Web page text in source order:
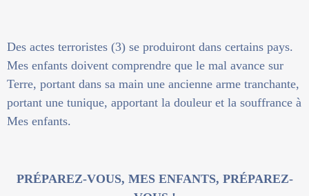
Des actes terroristes (3) se produiront dans certains pays.
Mes enfants doivent comprendre que le mal avance sur
Terre, portant dans sa main une ancienne arme tranchante,
portant une tunique, apportant la douleur et la souffrance à
Mes enfants.
PRÉPAREZ-VOUS, MES ENFANTS, PRÉPAREZ-